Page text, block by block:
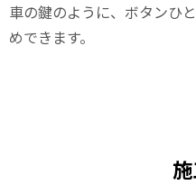
車の鍵のように、ボタンひ
めできます。